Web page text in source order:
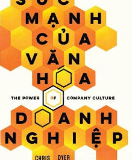
Giả Tưởng - Kinh
Thám
Văn Học Kinh Điển
Xem thêm
Sách Ehon &
Thiếu Nhi
Tô Màu - Luyện
Kiến Thức Bách